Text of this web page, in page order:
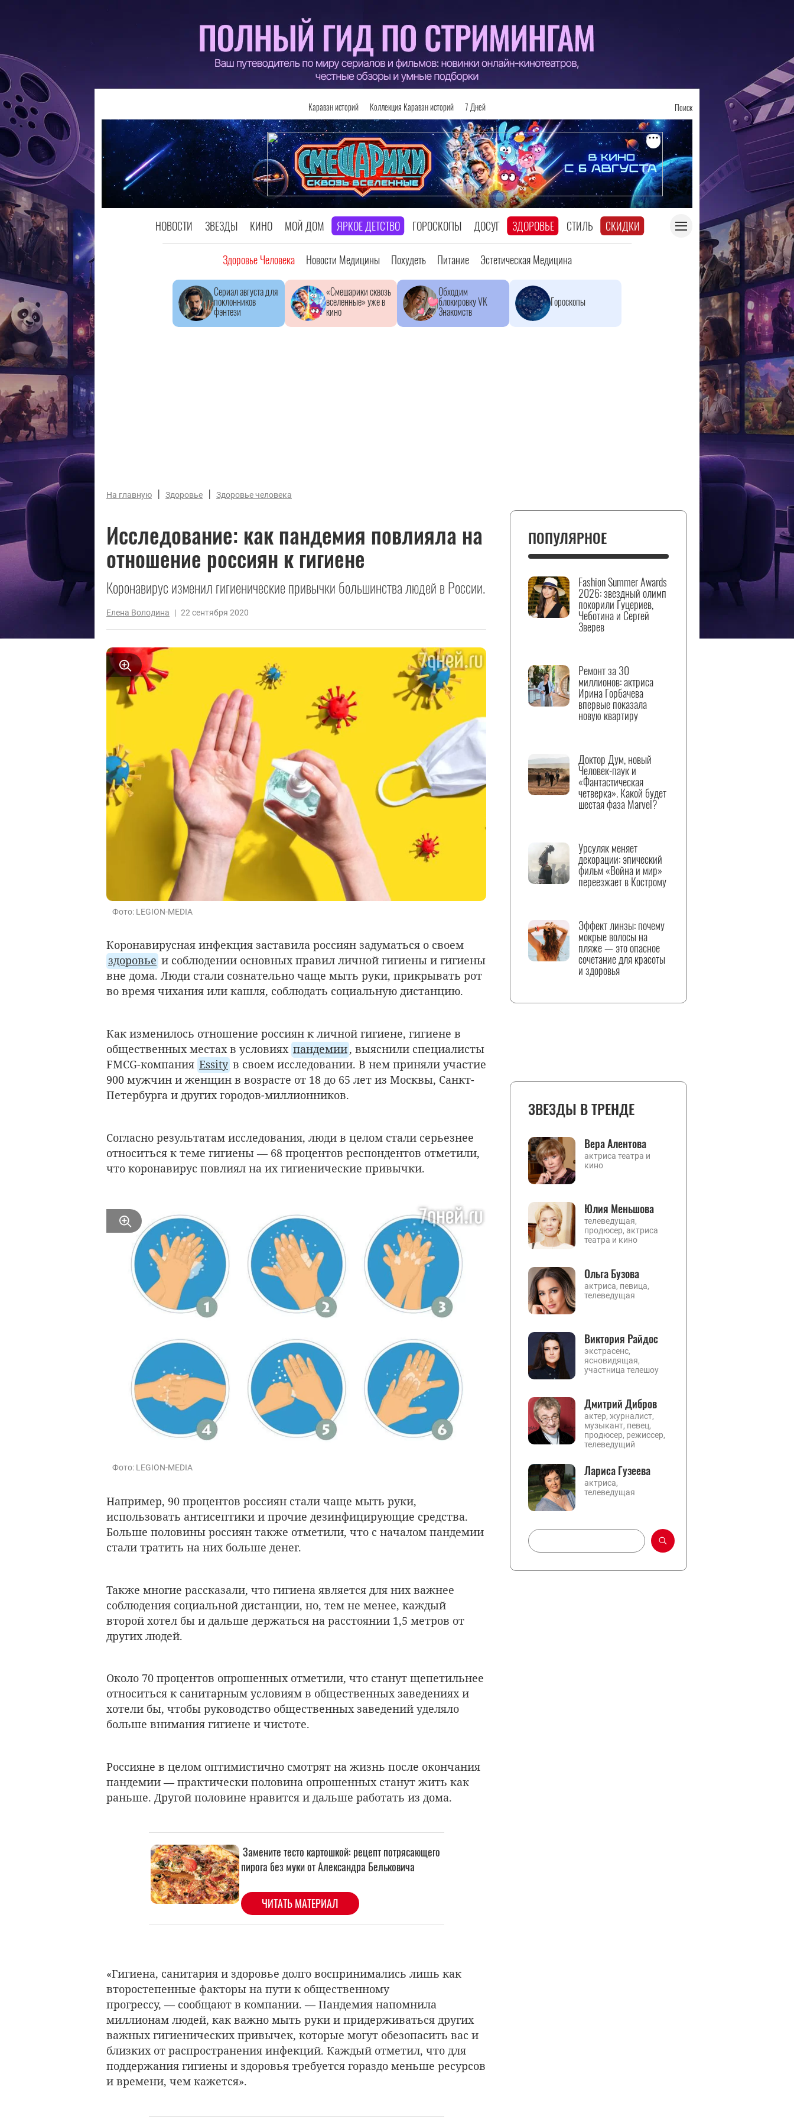
Караван историй Коллекция Караван историй 7 Дней Поиск
НОВОСТИ ЗВЕЗДЫ КИНО МОЙ ДОМ ЯРКОЕ ДЕТСТВО ГОРОСКОПЫ ДОСУГ ЗДОРОВЬЕ СТИЛЬ СКИДКИ
Здоровье Человека Новости Медицины Похудеть Питание Эстетическая Медицина
Сериал августа для
поклонников
фэнтези
«Смешарики сквозь
вселенные» уже в
кино
Обходим
блокировку VK
Знакомств
Гороскопы
На главную | Здоровье | Здоровье человека
Исследование: как пандемия повлияла на
отношение россиян к гигиене
Коронавирус изменил гигиенические привычки большинства людей в России.
Елена Володина | 22 сентября 2020
Фото: LEGION-MEDIA
Коронавирусная инфекция заставила россиян задуматься о своем
здоровье и соблюдении основных правил личной гигиены и гигиены
вне дома. Люди стали сознательно чаще мыть руки, прикрывать рот
во время чихания или кашля, соблюдать социальную дистанцию.
Как изменилось отношение россиян к личной гигиене, гигиене в
общественных местах в условиях пандемии, выяснили специалисты
FMCG-компания Essity в своем исследовании. В нем приняли участие
900 мужчин и женщин в возрасте от 18 до 65 лет из Москвы, Санкт-
Петербурга и других городов-миллионников.
Согласно результатам исследования, люди в целом стали серьезнее
относиться к теме гигиены — 68 процентов респондентов отметили,
что коронавирус повлиял на их гигиенические привычки.
Фото: LEGION-MEDIA
Например, 90 процентов россиян стали чаще мыть руки,
использовать антисептики и прочие дезинфицирующие средства.
Больше половины россиян также отметили, что с началом пандемии
стали тратить на них больше денег.
Также многие рассказали, что гигиена является для них важнее
соблюдения социальной дистанции, но, тем не менее, каждый
второй хотел бы и дальше держаться на расстоянии 1,5 метров от
других людей.
Около 70 процентов опрошенных отметили, что станут щепетильнее
относиться к санитарным условиям в общественных заведениях и
хотели бы, чтобы руководство общественных заведений уделяло
больше внимания гигиене и чистоте.
Россияне в целом оптимистично смотрят на жизнь после окончания
пандемии — практически половина опрошенных станут жить как
раньше. Другой половине нравится и дальше работать из дома.
«Гигиена, санитария и здоровье долго воспринимались лишь как
второстепенные факторы на пути к общественному
прогрессу, — сообщают в компании. — Пандемия напомнила
миллионам людей, как важно мыть руки и придерживаться других
важных гигиенических привычек, которые могут обезопасить вас и
близких от распространения инфекций. Каждый отметил, что для
поддержания гигиены и здоровья требуется гораздо меньше ресурсов
и времени, чем кажется».
ПОПУЛЯРНОЕ
Fashion Summer Awards
2026: звездный олимп
покорили Гуцериев,
Чеботина и Сергей
Зверев
Ремонт за 30
миллионов: актриса
Ирина Горбачева
впервые показала
новую квартиру
Доктор Дум, новый
Человек-паук и
«Фантастическая
четверка». Какой будет
шестая фаза Marvel?
Урсуляк меняет
декорации: эпический
фильм «Война и мир»
переезжает в Кострому
Эффект линзы: почему
мокрые волосы на
пляже — это опасное
сочетание для красоты
и здоровья
ЗВЕЗДЫ В ТРЕНДЕ
Вера Алентова
актриса театра и
кино
Юлия Меньшова
телеведущая,
продюсер, актриса
театра и кино
Ольга Бузова
актриса, певица,
телеведущая
Виктория Райдос
экстрасенс,
ясновидящая,
участница телешоу
Дмитрий Дибров
актер, журналист,
музыкант, певец,
продюсер, режиссер,
телеведущий
Лариса Гузеева
актриса,
телеведущая